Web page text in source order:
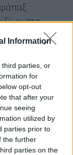
Information
third parties, or
for
opt-out
that after your
seeing
utilized by
parties prior to
the further
parties on the
στα
συνεχώς την
την
βρίσκεται
έκδοση του
το τελικό
LDL